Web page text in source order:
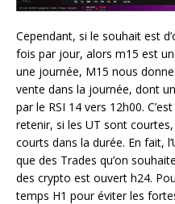
Cependant, si le souhait est
fois par jour, alors m15 est
une journée, M15 nous
vente dans la journée, dont
par le RSI 14 vers 12h00.
retenir, si les UT sont
courts dans la durée. En fait,
que des Trades qu’on
des crypto est ouvert h24.
temps H1 pour éviter les